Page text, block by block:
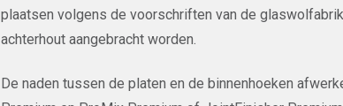
plaatsen volgens de voorschriften van de
achterhout aangebracht worden.
De naden tussen de platen en de binnenhoeken